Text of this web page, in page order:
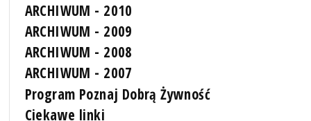
ARCHIWUM - 2010
ARCHIWUM - 2009
ARCHIWUM - 2008
ARCHIWUM - 2007
Program Poznaj Dobrą Żywność
Ciekawe linki